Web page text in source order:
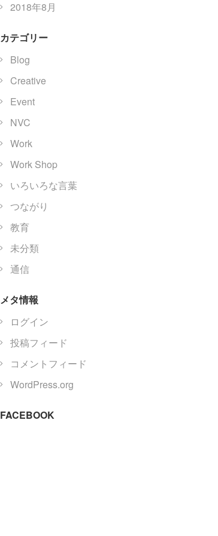
2018年8月
カテゴリー
Blog
Creative
Event
NVC
Work
Work Shop
いろいろな言葉
つながり
教育
未分類
通信
メタ情報
ログイン
投稿フィード
コメントフィード
WordPress.org
FACEBOOK